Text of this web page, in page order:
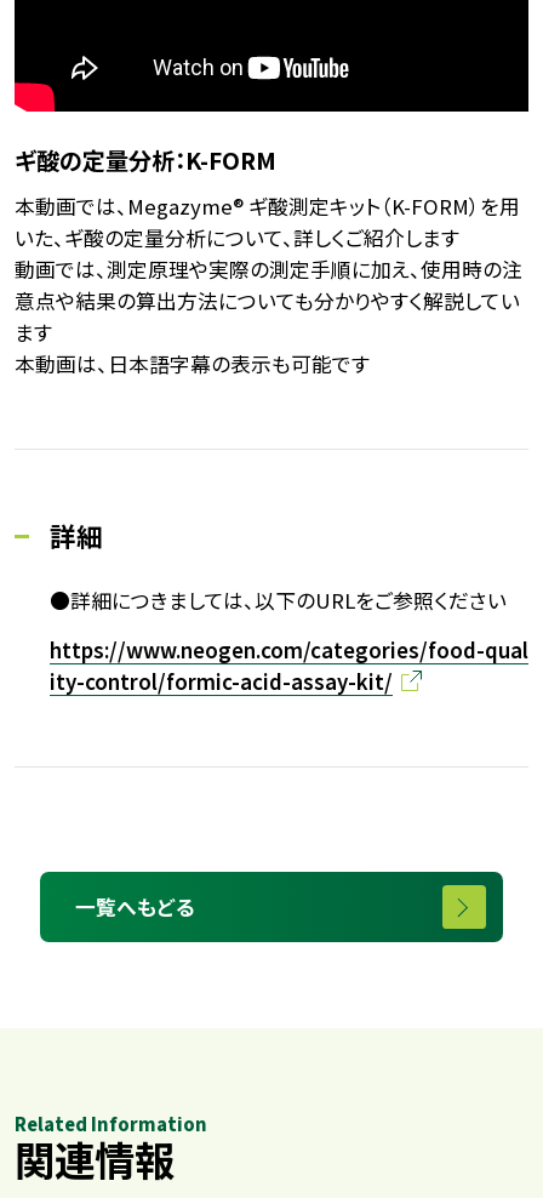
ギ酸の定量分析：K-FORM
本動画では、Megazyme® ギ酸測定キット（K-FORM）を用
いた、ギ酸の定量分析について、詳しくご紹介します
動画では、測定原理や実際の測定手順に加え、使用時の注
意点や結果の算出方法についても分かりやすく解説してい
ます
本動画は、日本語字幕の表示も可能です
詳細
●詳細につきましては、以下のURLをご参照ください
https://www.neogen.com/categories/food-qual
ity-control/formic-acid-assay-kit/
一覧へもどる
Related Information
関連情報